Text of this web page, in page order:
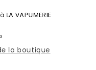
LA VAPUMERIE
la boutique